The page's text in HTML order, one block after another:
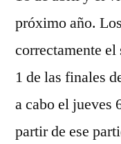
próximo año.
correctamente
1 de las finales
a cabo el jueves
partir de ese